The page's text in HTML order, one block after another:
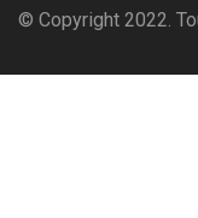
© Copyright 2022.